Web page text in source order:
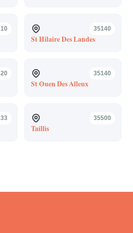
35140
St Hilaire Des Landes
35140
St Ouen Des Alleux
35500
Taillis